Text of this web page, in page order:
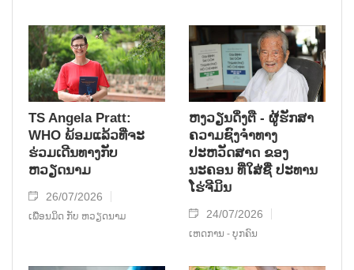
TS Angela Pratt:
WHO ພ້ອມແລ້ວທີ່ຈະ
ຮ່ວມເດີນທາງກັບ
ຫວຽດນາມ
26/07/2026
ເພື່ອນມິດ ກັບ ຫວຽດນາມ
ຫງວຽນດິ່ງຕື - ຜູ້ຮັກສາ
ຄວາມຊົງຈໍາທາງ
ປະຫວັດສາດ ຂອງ
ນະຄອນ ທີ່ໃສ່ຊື່ ປະທານ
ໂຮ່ຈີມິນ
24/07/2026
ເຫດການ - ບຸກຄົນ